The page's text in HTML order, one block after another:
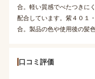
合。軽い質感でべたつきに
配合しています。紫４０１
合。製品の色や使用後の髪
口コミ評価